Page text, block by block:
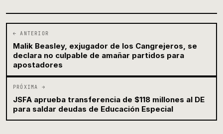
← ANTERIOR
Malik Beasley, exjugador de los Cangrejeros, se
declara no culpable de amañar partidos para
apostadores
PRÓXIMA →
JSFA aprueba transferencia de $118 millones al DE
para saldar deudas de Educación Especial